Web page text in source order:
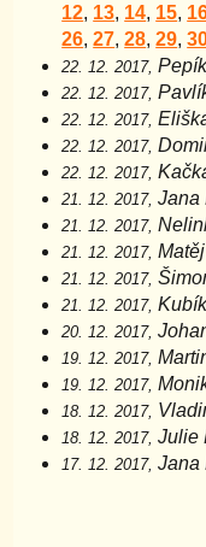
12, 13, 14, 15,
26,27,28,29,
22. 12. 2017,
22. 12. 2017,
22. 12. 2017,
22. 12. 2017,
22. 12. 2017,
21. 12. 2017, Jana
21. 12. 2017,
21. 12. 2017,
21. 12. 2017,
21. 12. 2017,
20. 12. 2017,
19. 12. 2017,
19. 12. 2017,
18. 12. 2017,
18. 12. 2017, Julie
17. 12. 2017, Jana